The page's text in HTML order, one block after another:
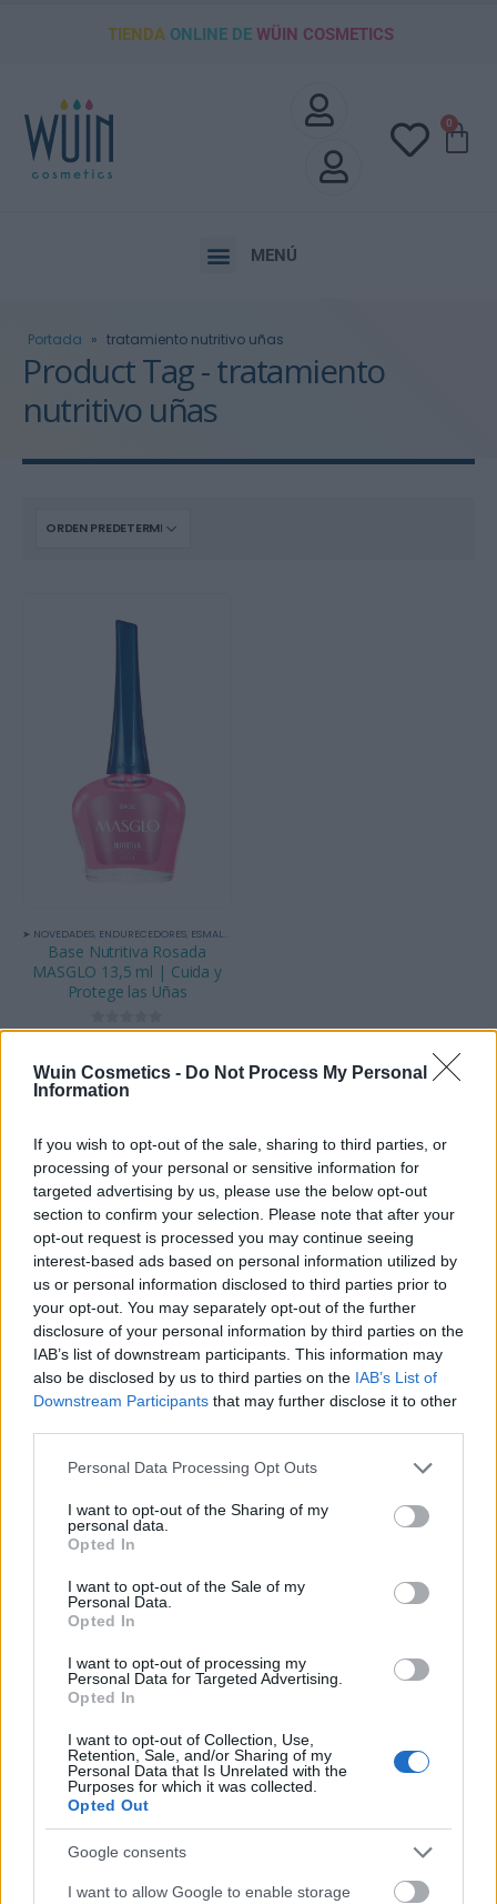
Wuin Cosmetics - Do Not Process My Personal
Information
If you wish to opt-out of the sale, sharing to third parties, or
processing of your personal or sensitive information for
targeted advertising by us, please use the below opt-out
section to confirm your selection. Please note that after your
opt-out request is processed you may continue seeing
interest-based ads based on personal information utilized by
us or personal information disclosed to third parties prior to
your opt-out. You may separately opt-out of the further
disclosure of your personal information by third parties on the
IAB’s list of downstream participants. This information may
also be disclosed by us to third parties on the IAB’s List of
Downstream Participants that may further disclose it to other
Please note that this website/app uses one or more Google
not limited to your visit or usage behaviour. You may click to
grant or deny consent to Google and its third-party tags to
use your data for below specified purposes in below Google
consent section.
Personal Data Processing Opt Outs
I want to opt-out of the Sharing of my
personal data.
Opted In
I want to opt-out of the Sale of my
Personal Data.
Opted In
I want to opt-out of processing my
Personal Data for Targeted Advertising.
Opted In
I want to opt-out of Collection, Use,
Retention, Sale, and/or Sharing of my
Personal Data that Is Unrelated with the
Purposes for which it was collected.
Opted Out
Google consents
I want to allow Google to enable storage
TIENDAONLINE DE WÜIN COSMETICS
0
MENÚ
Portada » tratamiento nutritivo uñas
Product Tag - tratamiento
nutritivo uñas
➤ NOVEDADES ENDURECEDORES ESMALTE TRADICIONAL Y TRATAMIENTOS
Base Nutritiva Rosada
MASGLO 13,5 ml | Cuida y
Protege las Uñas
0out of 5
9,50€
AÑADIR AL CARRITO
Añadir a la lista de
deseos
FILTRAR POR PRECIO
➤ NOVEDADES
ACRÍLICOS
Desinfectantes
ESMALTES PERMANENTES
ESTÉTICA
HERRAMIENTAS Y ACCESORIOS MANICURA /
PEDICURA